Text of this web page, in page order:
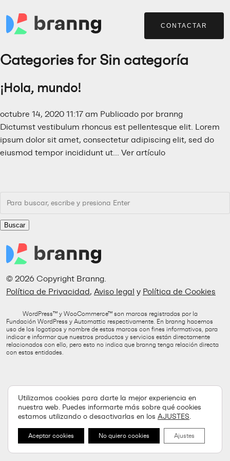
CONTACTAR
Categories for Sin categoría
¡Hola, mundo!
octubre 14, 2020 11:17 am Publicado por branng
Dictumst vestibulum rhoncus est pellentesque elit. Lorem
ipsum dolor sit amet, consectetur adipiscing elit, sed do
eiusmod tempor incididunt ut... Ver artículo
Buscar
© 2026 Copyright Branng.
Política de Privacidad, Aviso legal y Política de Cookies
WordPress™ y WooCommerce™ son marcas registradas por la
Fundación WordPress y Automattic respectivamente. En branng hacemos
uso de los logotipos y nombre de estas marcas con fines informativos, para
indicar e informar que nuestros productos y servicios están directamente
relacionados con ello, pero esto no indica que branng tenga relación directa
con estas entidades.
Utilizamos cookies para darte la mejor experiencia en
nuestra web. Puedes informarte más sobre qué cookies
estamos utilizando o desactivarlas en los AJUSTES.
Aceptar cookies No quiero cookies Ajustes